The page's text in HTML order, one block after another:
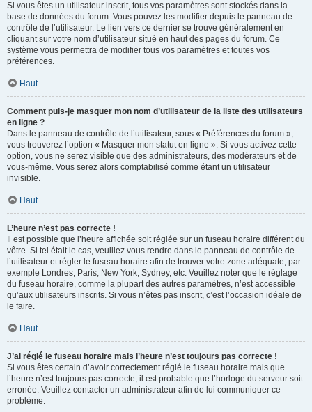
Si vous êtes un utilisateur inscrit, tous vos paramètres sont stockés dans la
base de données du forum. Vous pouvez les modifier depuis le panneau de
contrôle de l’utilisateur. Le lien vers ce dernier se trouve généralement en
cliquant sur votre nom d’utilisateur situé en haut des pages du forum. Ce
système vous permettra de modifier tous vos paramètres et toutes vos
préférences.
Haut
Comment puis-je masquer mon nom d’utilisateur de la liste des utilisateurs
en ligne ?
Dans le panneau de contrôle de l’utilisateur, sous « Préférences du forum »,
vous trouverez l’option « Masquer mon statut en ligne ». Si vous activez cette
option, vous ne serez visible que des administrateurs, des modérateurs et de
vous-même. Vous serez alors comptabilisé comme étant un utilisateur
invisible.
Haut
L’heure n’est pas correcte !
Il est possible que l’heure affichée soit réglée sur un fuseau horaire différent du
vôtre. Si tel était le cas, veuillez vous rendre dans le panneau de contrôle de
l’utilisateur et régler le fuseau horaire afin de trouver votre zone adéquate, par
exemple Londres, Paris, New York, Sydney, etc. Veuillez noter que le réglage
du fuseau horaire, comme la plupart des autres paramètres, n’est accessible
qu’aux utilisateurs inscrits. Si vous n’êtes pas inscrit, c’est l’occasion idéale de
le faire.
Haut
J’ai réglé le fuseau horaire mais l’heure n’est toujours pas correcte !
Si vous êtes certain d’avoir correctement réglé le fuseau horaire mais que
l’heure n’est toujours pas correcte, il est probable que l’horloge du serveur soit
erronée. Veuillez contacter un administrateur afin de lui communiquer ce
problème.